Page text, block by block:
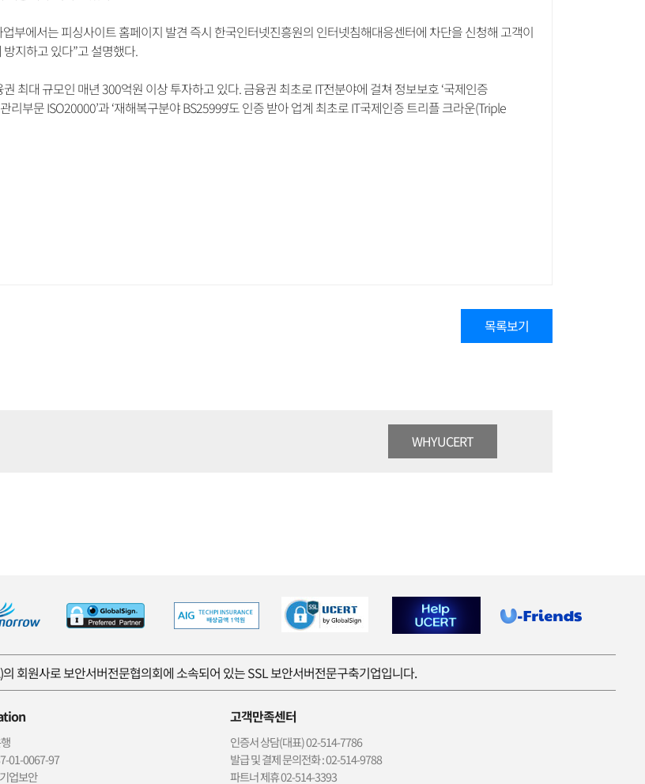
부에서는 피싱사이트 홈페이지 발견 즉시 한국인터넷진흥원의 인터넷침해대응센터에 차단을 신청해 고객이
지하고 있다”고 설명했다.
최대 규모인 매년 300억원 이상 투자하고 있다. 금융권 최초로 IT전분야에 걸쳐 정보보호 ‘국제인증
리부문 ISO20000’과 ‘재해복구분야 BS25999’도 인증 받아 업계 최초로 IT국제인증 트리플 크라운(Triple
목록보기
WHYUCERT
회원사로 보안서버전문협의회에 소속되어 있는 SSL 보안서버전문구축기업입니다.
01-0067-97
업보안
고객만족센터
인증서 상담(대표) 02-514-7786
발급 및 결제 문의전화 : 02-514-9788
파트너 제휴 02-514-3393